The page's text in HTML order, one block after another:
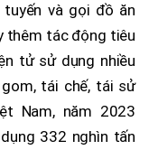
và gọi đồ ăn
thêm tác động tiêu
tử sử dụng nhiều
tái chế, tái sử
Nam, năm 2023
332 nghìn tấn